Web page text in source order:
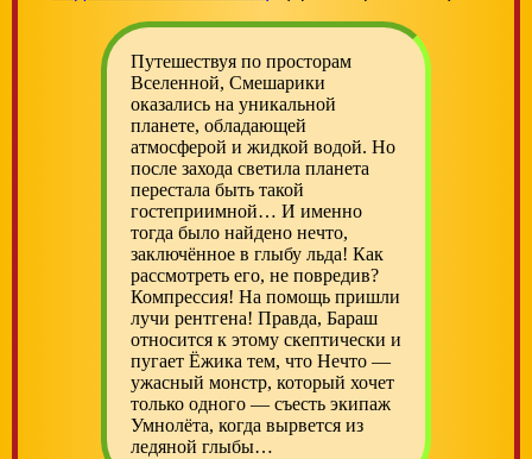
Путешествуя по просторам
Вселенной, Смешарики
оказались на уникальной
планете, обладающей
атмосферой и жидкой водой. Но
после захода светила планета
перестала быть такой
гостеприимной… И именно
тогда было найдено нечто,
заключённое в глыбу льда! Как
рассмотреть его, не повредив?
Компрессия! На помощь пришли
лучи рентгена! Правда, Бараш
относится к этому скептически и
пугает Ёжика тем, что Нечто —
ужасный монстр, который хочет
только одного — съесть экипаж
Умнолёта, когда вырвется из
ледяной глыбы…